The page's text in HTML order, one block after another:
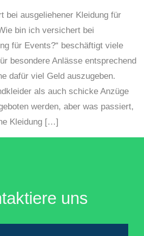
bei ausgeliehener Kleidung für
bin ich versichert bei
für Events?“ beschäftigt viele
besondere Anlässe entsprechend
dafür viel Geld auszugeben.
als auch schicke Anzüge
werden, aber was passiert,
Kleidung […]
uns